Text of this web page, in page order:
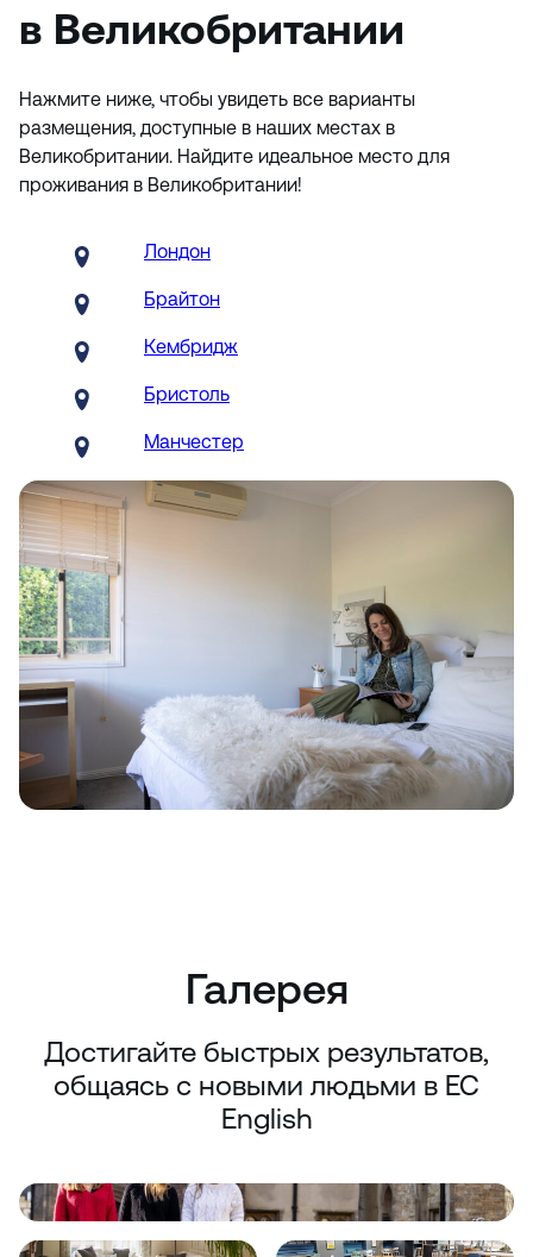
в Великобритании
Нажмите ниже, чтобы увидеть все варианты
размещения, доступные в наших местах в
Великобритании. Найдите идеальное место для
проживания в Великобритании!
Лондон
Брайтон
Кембридж
Бристоль
Манчестер
Галерея
Достигайте быстрых результатов,
общаясь с новыми людьми в EC
English